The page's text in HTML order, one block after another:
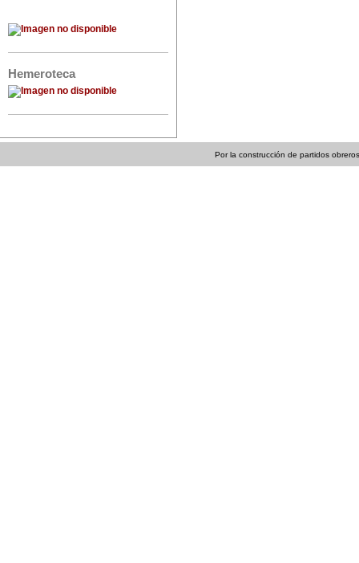
Hemeroteca
Por la construcción de partidos